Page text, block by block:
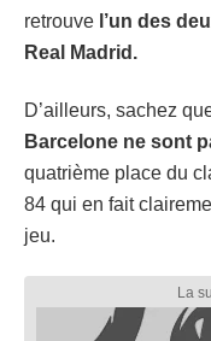
retrouve l’un des
Real Madrid.
D’ailleurs, sachez
Barcelone ne sont
quatrième place du
84 qui en fait
jeu.